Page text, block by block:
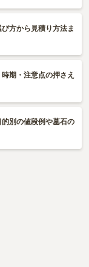
方から見積り方法ま
期・注意点の押さえ
別の値段例や墓石の